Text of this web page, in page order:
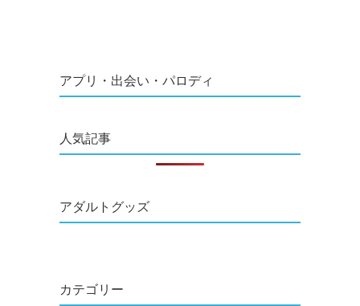
アプリ・出会い・パロディ
人気記事
アダルトグッズ
カテゴリー